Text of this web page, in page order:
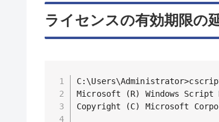
ライセンスの有効期限の
Microsoft (R) Windows Script
Copyright (C) Microsoft